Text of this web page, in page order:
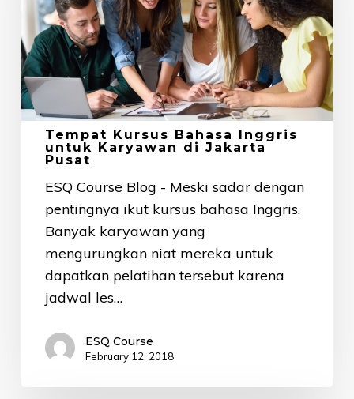
untuk
Karyawan
di
Jakarta
Pusat
Tempat Kursus Bahasa Inggris
untuk Karyawan di Jakarta
Pusat
ESQ Course Blog - Meski sadar dengan
pentingnya ikut kursus bahasa Inggris.
Banyak karyawan yang
mengurungkan niat mereka untuk
dapatkan pelatihan tersebut karena
jadwal les…
ESQ Course
February 12, 2018